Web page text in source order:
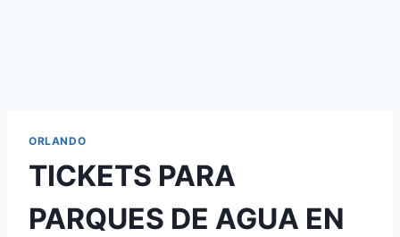
ORLANDO
TICKETS PARA
PARQUES DE AGUA EN